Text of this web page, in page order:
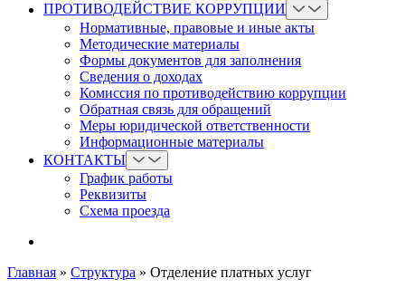
ПРОТИВОДЕЙСТВИЕ КОРРУПЦИИ
Нормативные, правовые и иные акты
Методические материалы
Формы документов для заполнения
Сведения о доходах
Комиссия по противодействию коррупции
Обратная связь для обращений
Меры юридической ответственности
Информационные материалы
КОНТАКТЫ
График работы
Реквизиты
Схема проезда
Главная » Структура » Отделение платных услуг